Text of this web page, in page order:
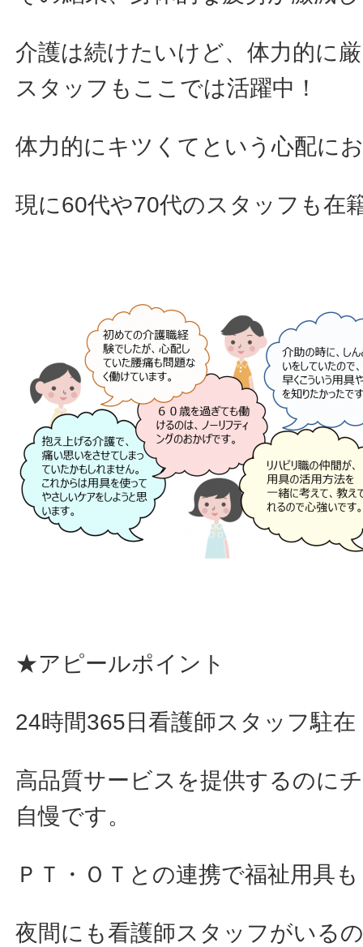
介護は続けたいけど、体力的に
スタッフもここでは活躍中！
体力的にキツくてという心配に
現に60代や70代のスタッフも在
★アピールポイント
24時間365日看護師スタッフ駐在
高品質サービスを提供するのに
自慢です。
ＰＴ・ＯＴとの連携で福祉用具
夜間にも看護師スタッフがいる